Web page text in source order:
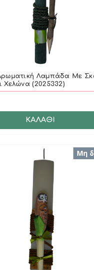
Λαμπάδα Με
Χελώνα (2025332)
ΚΑΛΆΘΙ
Μη